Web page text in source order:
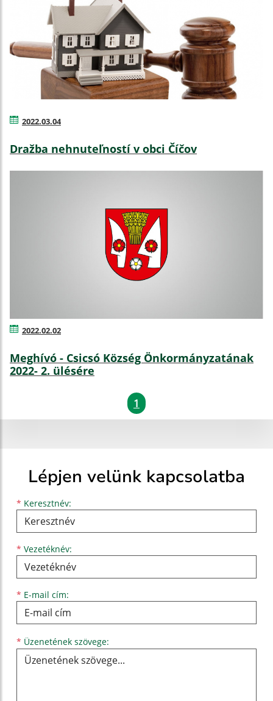
2022.03.04
Dražba nehnuteľností v obci Číčov
2022.02.02
Meghívó - Csicsó Község Önkormányzatának
2022- 2. ülésére
1
Lépjen velünk kapcsolatba
* Keresztnév:
Keresztnév
* Vezetéknév:
Vezetéknév
* E-mail cím:
E-mail cím
* Üzenetének szövege: